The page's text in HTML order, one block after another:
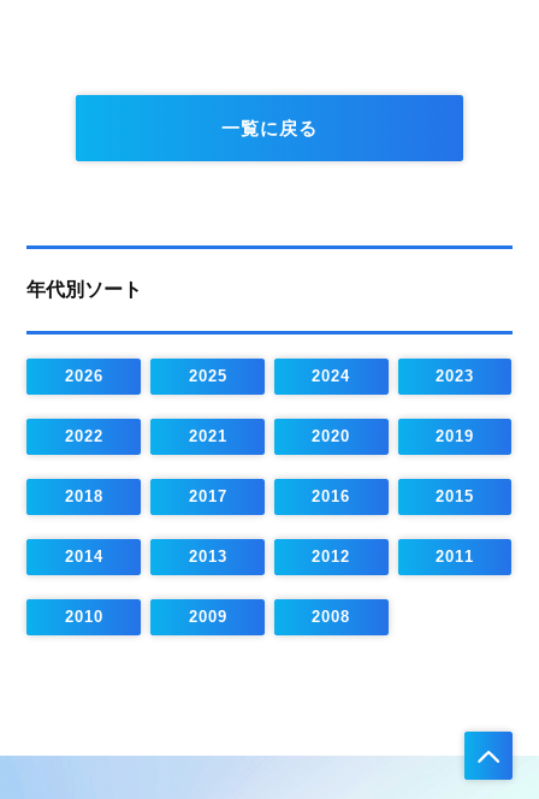
一覧に戻る
年代別ソート
2026 2025 2024 2023
2022 2021 2020 2019
2018 2017 2016 2015
2014 2013 2012 2011
2010 2009 2008